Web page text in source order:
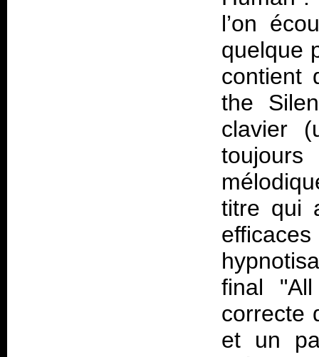
l’on
quelque
contient
the
clavier
titre qui
final
correcte
et un